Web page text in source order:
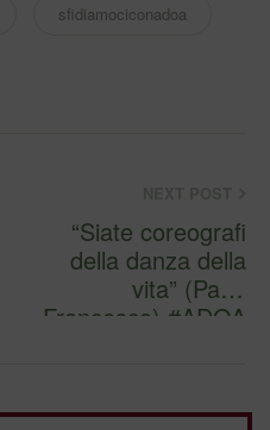
sfidiamociconadoa
“Siate coreografi
della danza della
vita” (Papa
Francesco) #ADOA